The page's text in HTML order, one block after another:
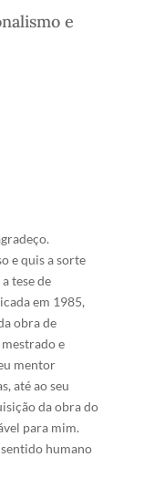
e
e quis a sorte
tese de
em 1985,
obra de
e
mentor
até ao seu
da obra do
para mim.
humano